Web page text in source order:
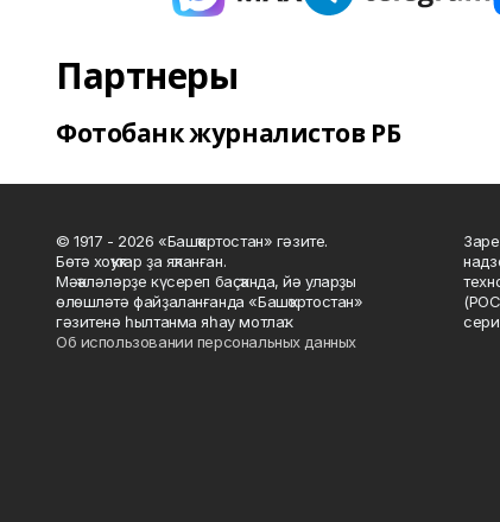
Партнеры
Фотобанк журналистов РБ
© 1917 - 2026 «Башҡортостан» гәзите.
Бөтә хоҡуҡтар ҙа яҡланған.
Мәҡәләләрҙе күсереп баҫҡанда, йә уларҙы
өлөшләтә файҙаланғанда «Башҡортостан»
гәзитенә һылтанма яһау мотлаҡ.
Об использовании персональных данных